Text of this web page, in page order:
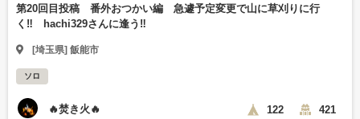
第20回目投稿 番外おつかい編 急遽予定変更で山に草刈りに行
く‼️ hachi329さんに逢う‼️
[埼玉県] 飯能市
ソロ
🔥焚き火🔥 122 421